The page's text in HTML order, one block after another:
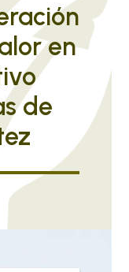
en
de